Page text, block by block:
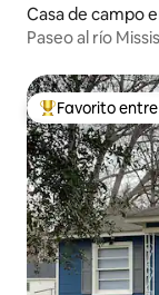
Casa de campo
Paseo al río
Favorito entre
Favorito